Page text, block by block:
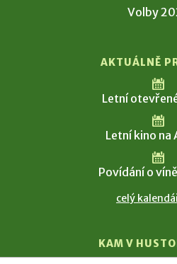
Volby
AKTUÁLNĚ
Letní
Letní kino na
Povídání o
celý
KAM V